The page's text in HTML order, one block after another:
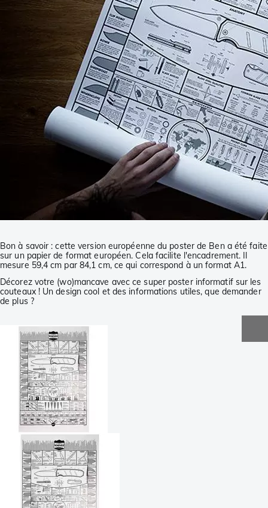
Bon à savoir : cette version européenne du poster de Ben a été faite
sur un papier de format européen. Cela facilite l'encadrement. Il
mesure 59,4 cm par 84,1 cm, ce qui correspond à un format A1.
Décorez votre (wo)mancave avec ce super poster informatif sur les
couteaux ! Un design cool et des informations utiles, que demander
de plus ?